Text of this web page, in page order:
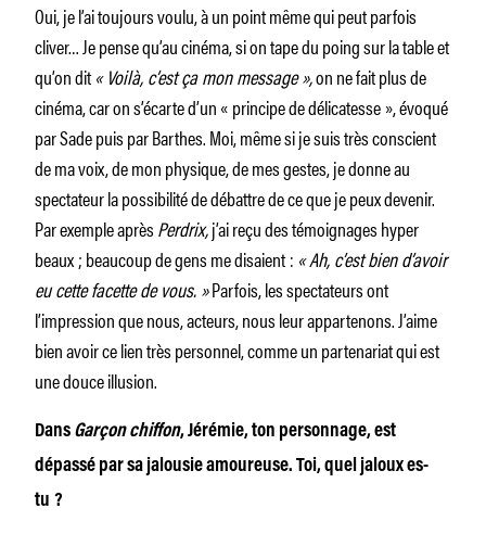
Oui, je l’ai toujours voulu, à un point même qui peut parfois
cliver… Je pense qu’au cinéma, si on tape du poing sur la table et
qu’on dit« Voilà, c’est ça mon message »,on ne fait plus de
cinéma, car on s’écarte d’un « principe de délicatesse », évoqué
par Sade puis par Barthes. Moi, même si je suis très conscient
de ma voix, de mon physique, de mes gestes, je donne au
spectateur la possibilité de débattre de ce que je peux devenir.
Par exemple aprèsPerdrix,j’ai reçu des témoignages hyper
beaux ; beaucoup de gens me disaient : « Ah, c’est bien d’avoir
eu cette facette de vous. »Parfois, les spectateurs ont
l’impression que nous, acteurs, nous leur appartenons. J’aime
bien avoir ce lien très personnel, comme un partenariat qui est
une douce illusion.
Dans Garçon chiffon, Jérémie, ton personnage, est
dépassé par sa jalousie amoureuse. Toi, quel jaloux es-
tu ?